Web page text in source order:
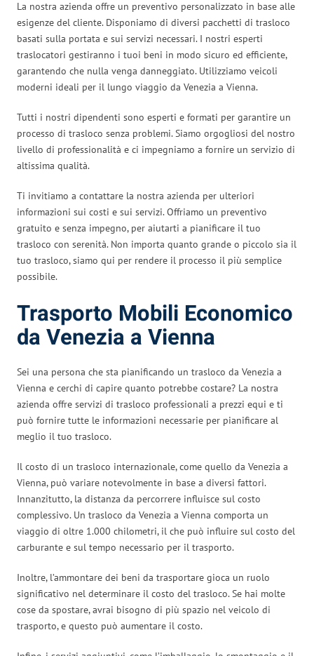
La nostra azienda offre un preventivo personalizzato in base alle
esigenze del cliente. Disponiamo di diversi pacchetti di trasloco
basati sulla portata e sui servizi necessari. I nostri esperti
traslocatori gestiranno i tuoi beni in modo sicuro ed efficiente,
garantendo che nulla venga danneggiato. Utilizziamo veicoli
moderni ideali per il lungo viaggio da Venezia a Vienna.
Tutti i nostri dipendenti sono esperti e formati per garantire un
processo di trasloco senza problemi. Siamo orgogliosi del nostro
livello di professionalità e ci impegniamo a fornire un servizio di
altissima qualità.
Ti invitiamo a contattare la nostra azienda per ulteriori
informazioni sui costi e sui servizi. Offriamo un preventivo
gratuito e senza impegno, per aiutarti a pianificare il tuo
trasloco con serenità. Non importa quanto grande o piccolo sia il
tuo trasloco, siamo qui per rendere il processo il più semplice
possibile.
Trasporto Mobili Economico
da Venezia a Vienna
Sei una persona che sta pianificando un trasloco da Venezia a
Vienna e cerchi di capire quanto potrebbe costare? La nostra
azienda offre servizi di trasloco professionali a prezzi equi e ti
può fornire tutte le informazioni necessarie per pianificare al
meglio il tuo trasloco.
Il costo di un trasloco internazionale, come quello da Venezia a
Vienna, può variare notevolmente in base a diversi fattori.
Innanzitutto, la distanza da percorrere influisce sul costo
complessivo. Un trasloco da Venezia a Vienna comporta un
viaggio di oltre 1.000 chilometri, il che può influire sul costo del
carburante e sul tempo necessario per il trasporto.
Inoltre, l’ammontare dei beni da trasportare gioca un ruolo
significativo nel determinare il costo del trasloco. Se hai molte
cose da spostare, avrai bisogno di più spazio nel veicolo di
trasporto, e questo può aumentare il costo.